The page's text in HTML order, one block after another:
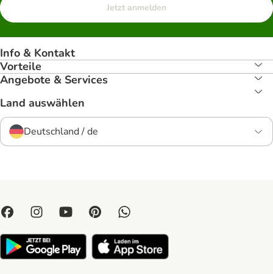
Jetzt anmelden
Info & Kontakt
Vorteile
Angebote & Services
Land auswählen
Deutschland / de